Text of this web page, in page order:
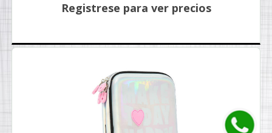
Registrese para ver precios